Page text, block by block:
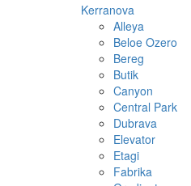
Kerranova
Alleya
Beloe Ozero
Bereg
Butik
Canyon
Central Park
Dubrava
Elevator
Etagi
Fabrika